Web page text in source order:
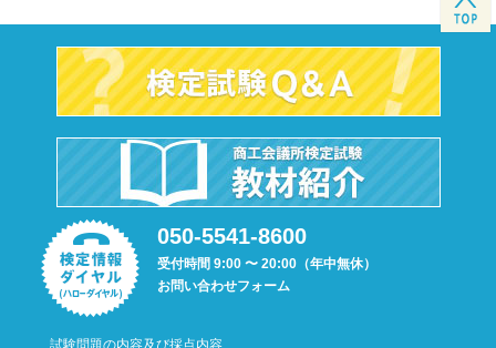
050-5541-8600
受付時間 9:00 〜 20:00（年中無休）
お問い合わせフォーム
試験問題の内容及び採点内容、